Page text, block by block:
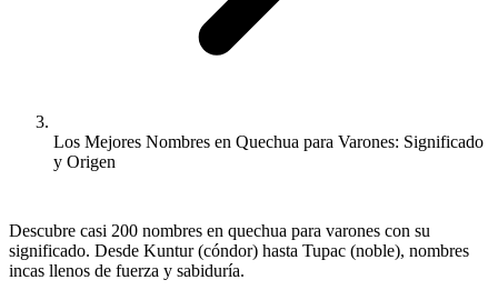
Los Mejores Nombres en Quechua para Varones: Significado
y Origen
Descubre casi 200 nombres en quechua para varones con su
significado. Desde Kuntur (cóndor) hasta Tupac (noble), nombres
incas llenos de fuerza y sabiduría.